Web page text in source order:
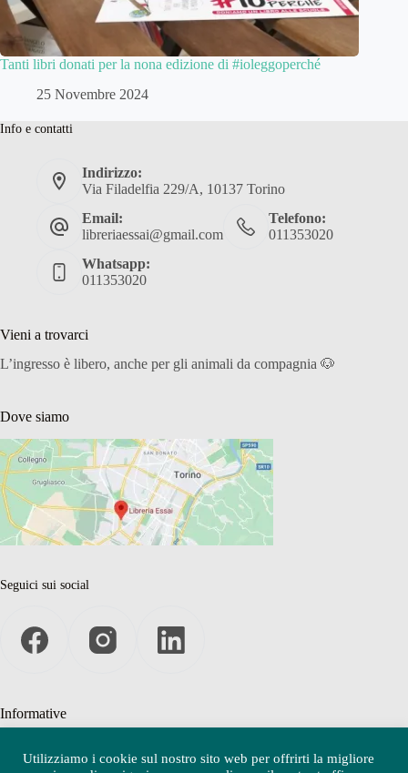
Tanti libri donati per la nona edizione di #ioleggoperché
25 Novembre 2024
Info e contatti
Indirizzo:
Via Filadelfia 229/A, 10137 Torino
Email:
libreriaessai@gmail.com
Telefono:
011353020
Whatsapp:
011353020
Vieni a trovarci
L’ingresso è libero, anche per gli animali da compagnia 🐶
Dove siamo
Seguici sui social
Informative
Cookie Policy
Utilizziamo i cookie sul nostro sito web per offrirti la migliore